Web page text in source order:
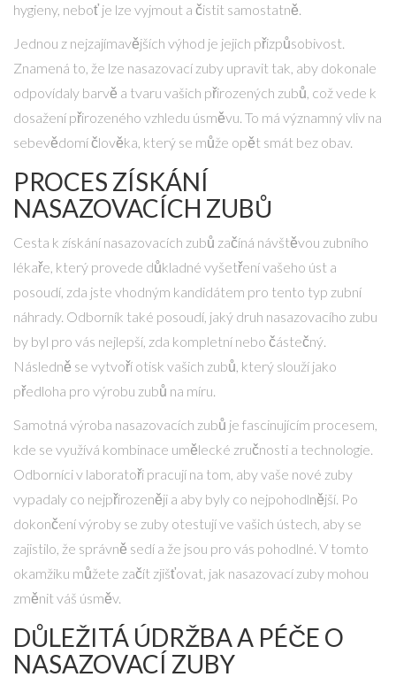
hygieny, neboť je lze vyjmout a čistit samostatně.
Jednou z nejzajímavějších výhod je jejich přizpůsobivost.
Znamená to, že lze nasazovací zuby upravit tak, aby dokonale
odpovídaly barvě a tvaru vašich přirozených zubů, což vede k
dosažení přirozeného vzhledu úsměvu. To má významný vliv na
sebevědomí člověka, který se může opět smát bez obav.
PROCES ZÍSKÁNÍ
NASAZOVACÍCH ZUBŮ
Cesta k získání nasazovacích zubů začíná návštěvou zubního
lékaře, který provede důkladné vyšetření vašeho úst a
posoudí, zda jste vhodným kandidátem pro tento typ zubní
náhrady. Odborník také posoudí, jaký druh nasazovacího zubu
by byl pro vás nejlepší, zda kompletní nebo částečný.
Následně se vytvoří otisk vašich zubů, který slouží jako
předloha pro výrobu zubů na míru.
Samotná výroba nasazovacích zubů je fascinujícím procesem,
kde se využívá kombinace umělecké zručnosti a technologie.
Odborníci v laboratoři pracují na tom, aby vaše nové zuby
vypadaly co nejpřirozeněji a aby byly co nejpohodlnější. Po
dokončení výroby se zuby otestují ve vašich ústech, aby se
zajistilo, že správně sedí a že jsou pro vás pohodlné. V tomto
okamžiku můžete začít zjišťovat, jak nasazovací zuby mohou
změnit váš úsměv.
DŮLEŽITÁ ÚDRŽBA A PÉČE O
NASAZOVACÍ ZUBY